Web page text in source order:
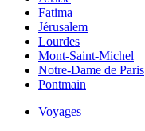
Fatima
Jérusalem
Lourdes
Mont-Saint-Michel
Notre-Dame de Paris
Pontmain
Voyages